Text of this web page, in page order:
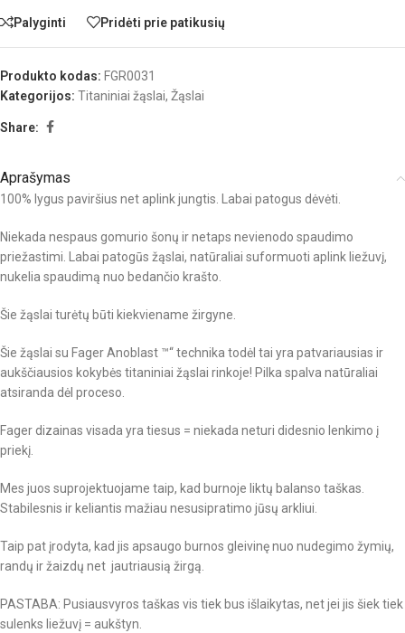
Palyginti Pridėti prie patikusių
Produkto kodas: FGR0031
Kategorijos: Titaniniai žąslai, Žąslai
Share:
Aprašymas
100% lygus paviršius net aplink jungtis. Labai patogus dėvėti.
Niekada nespaus gomurio šonų ir netaps nevienodo spaudimo
priežastimi. Labai patogūs žąslai, natūraliai suformuoti aplink liežuvį,
nukelia spaudimą nuo bedančio krašto.
Šie žąslai turėtų būti kiekviename žirgyne.
Šie žąslai su Fager Anoblast ™“ technika todėl tai yra patvariausias ir
aukščiausios kokybės titaniniai žąslai rinkoje! Pilka spalva natūraliai
atsiranda dėl proceso.
Fager dizainas visada yra tiesus = niekada neturi didesnio lenkimo į
priekį.
Mes juos suprojektuojame taip, kad burnoje liktų balanso taškas.
Stabilesnis ir keliantis mažiau nesusipratimo jūsų arkliui.
Taip pat įrodyta, kad jis apsaugo burnos gleivinę nuo nudegimo žymių,
randų ir žaizdų net jautriausią žirgą.
PASTABA: Pusiausvyros taškas vis tiek bus išlaikytas, net jei jis šiek tiek
sulenks liežuvį = aukštyn.